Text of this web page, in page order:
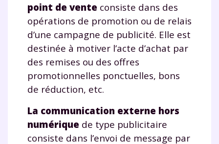
point de vente consiste dans des
opérations de promotion ou de relais
d’une campagne de publicité. Elle est
destinée à motiver l’acte d’achat par
des remises ou des offres
promotionnelles ponctuelles, bons
de réduction, etc.
La communication externe hors
numérique de type publicitaire
consiste dans l’envoi de message par